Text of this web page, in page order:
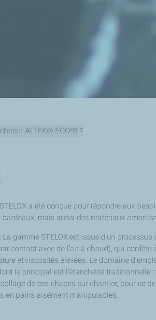
ALTEK® ECO²B ?
d’application réduite: 160°C ± 10°C, soit
a été conçue pour répondre aux
bardeaux, mais aussi des matériaux
La gamme STELOX est issue d’un
contact avec de l’air à chaud), qui
et viscosités élevées. Le domaine
le principal est l’étanchéité traditionnelle
de ces chapes sur chantier, pour ce
en pains aisément manipulables.